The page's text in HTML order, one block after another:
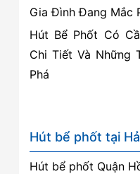
Gia Đình Đang Mắc
Hút Bể Phốt Có
Chi Tiết Và Những
Phá
Hút bể phốt tại
Hút bể phốt Quận